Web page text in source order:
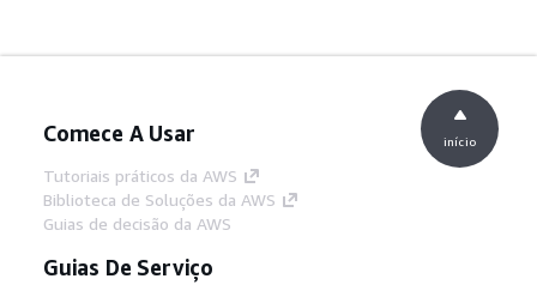
Comece A Usar
Tutoriais práticos da AWS
Biblioteca de Soluções da AWS
Guias de decisão da AWS
Guias De Serviço
início